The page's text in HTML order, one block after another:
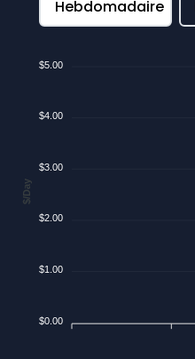
Hebdomadaire
$5.00
$4.00
$3.00
$2.00
$1.00
$0.00
$/Day